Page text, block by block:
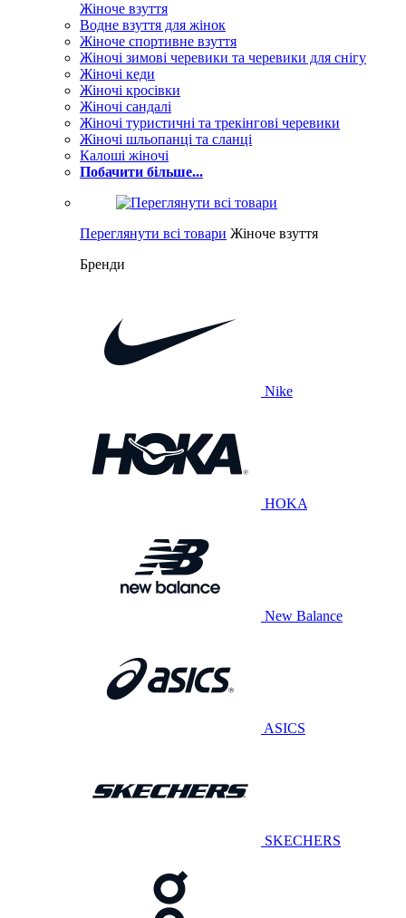
Жіноче взуття
Водне взуття для жінок
Жіноче спортивне взуття
Жіночі зимові черевики та черевики для снігу
Жіночі кеди
Жіночі кросівки
Жіночі сандалі
Жіночі туристичні та трекінгові черевики
Жіночі шльопанці та сланці
Калоші жіночі
Побачити більше...
Переглянути всі товари Жіноче взуття
Бренди
Nike
HOKA
New Balance
ASICS
SKECHERS